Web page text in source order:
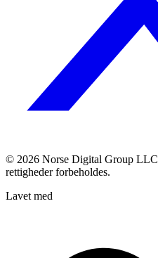
© 2026 Norse Digital Group LLC
rettigheder forbeholdes.
Lavet med